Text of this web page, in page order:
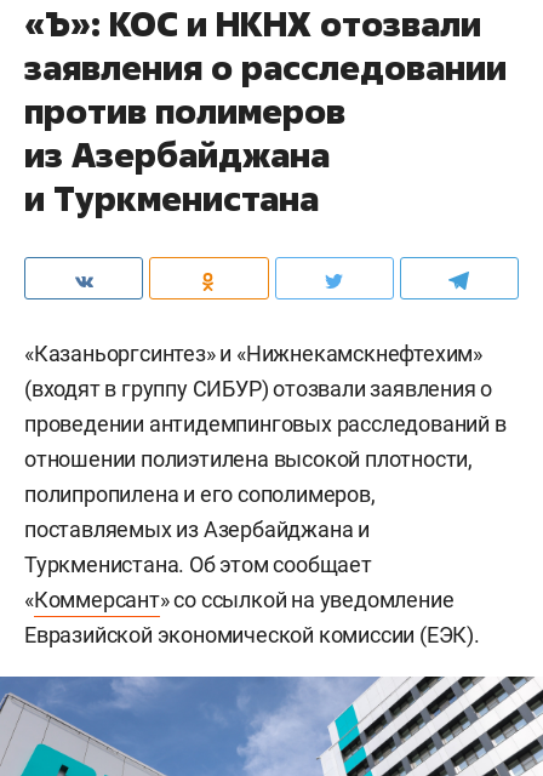
«Ъ»: КОС и НКНХ отозвали
заявления о расследовании
против полимеров
из Азербайджана
и Туркменистана
«Казаньоргсинтез» и «Нижнекамскнефтехим»
(входят в группу СИБУР) отозвали заявления о
проведении антидемпинговых расследований в
отношении полиэтилена высокой плотности,
полипропилена и его сополимеров,
поставляемых из Азербайджана и
Туркменистана. Об этом сообщает
«Коммерсант» со ссылкой на уведомление
Евразийской экономической комиссии (ЕЭК).